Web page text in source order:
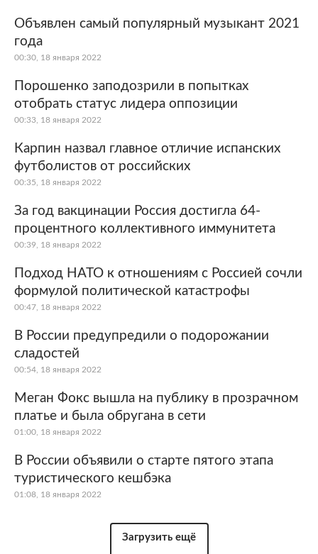
Объявлен самый популярный музыкант 2021
года
00:30, 18 января 2022
Порошенко заподозрили в попытках
отобрать статус лидера оппозиции
00:33, 18 января 2022
Карпин назвал главное отличие испанских
футболистов от российских
00:35, 18 января 2022
За год вакцинации Россия достигла 64-
процентного коллективного иммунитета
00:39, 18 января 2022
Подход НАТО к отношениям с Россией сочли
формулой политической катастрофы
00:47, 18 января 2022
В России предупредили о подорожании
сладостей
00:54, 18 января 2022
Меган Фокс вышла на публику в прозрачном
платье и была обругана в сети
01:00, 18 января 2022
В России объявили о старте пятого этапа
туристического кешбэка
01:08, 18 января 2022
Загрузить ещё